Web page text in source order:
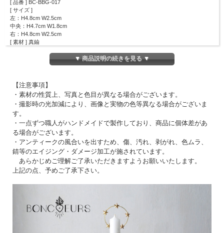
[ 品番 ] BC-BBG-017
[ サイズ ]
左：H4.8cm W2.5cm
中央：H4.7cm W1.8cm
右：H4.8cm W2.5cm
[ 素材 ] 真鍮
炎の形をしたデザインで、キャンドルの先に取り付けて飾れます。
画鋲のように針がついていますので、キャンドルの様子をみながら、ゆっくりと差
し込んでください。
太く大きなキャンドルから、細めのキャンドルまで様々なサイズでお使いいただけ
ます。
▼ 商品説明の続きを見る ▼
【注意事項】
・素材の性質上、写真と色目が異なる場合がございます。
・撮影時の光加減により、画像と実物の色等異なる場合がございま
す。
・一点ずつ職人がハンドメイドで製作しており、商品に個体差があ
る場合がございます。
・アンティークの風合いを出すため、傷、汚れ、剥がれ、色ムラ、
錆等のエイジング・ダメージ加工が施されています。
あらかじめご理解ご了承いただきますようお願いいたします。
上記の点、予めご了承下さい。